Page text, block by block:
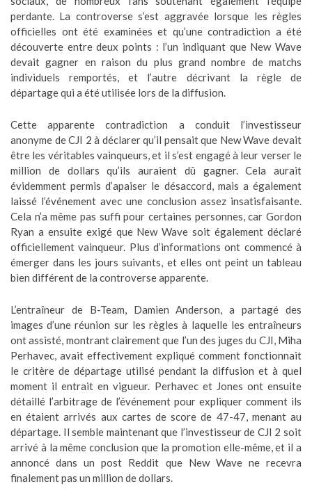
perdante. La controverse s’est aggravée lorsque les règles
officielles ont été examinées et qu’une contradiction a été
découverte entre deux points : l’un indiquant que New Wave
devait gagner en raison du plus grand nombre de matchs
individuels remportés, et l’autre décrivant la règle de
départage qui a été utilisée lors de la diffusion.
Cette apparente contradiction a conduit l’investisseur
anonyme de CJI 2 à déclarer qu’il pensait que New Wave devait
être les véritables vainqueurs, et il s’est engagé à leur verser le
million de dollars qu’ils auraient dû gagner. Cela aurait
évidemment permis d’apaiser le désaccord, mais a également
laissé l’événement avec une conclusion assez insatisfaisante.
Cela n’a même pas suffi pour certaines personnes, car Gordon
Ryan a ensuite exigé que New Wave soit également déclaré
officiellement vainqueur. Plus d’informations ont commencé à
émerger dans les jours suivants, et elles ont peint un tableau
bien différent de la controverse apparente.
L’entraîneur de B-Team, Damien Anderson, a partagé des
images d’une réunion sur les règles à laquelle les entraîneurs
ont assisté, montrant clairement que l’un des juges du CJI, Miha
Perhavec, avait effectivement expliqué comment fonctionnait
le critère de départage utilisé pendant la diffusion et à quel
moment il entrait en vigueur. Perhavec et Jones ont ensuite
détaillé l’arbitrage de l’événement pour expliquer comment ils
en étaient arrivés aux cartes de score de 47-47, menant au
départage. Il semble maintenant que l’investisseur de CJI 2 soit
arrivé à la même conclusion que la promotion elle-même, et il a
annoncé dans un post Reddit que New Wave ne recevra
finalement pas un million de dollars.